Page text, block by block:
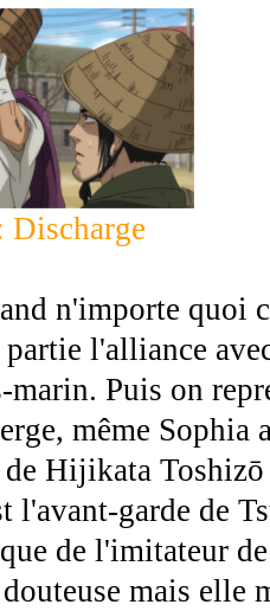
Discharge
n'importe quoi
l'alliance
marin. Puis on
même Sophia
Hijikata
l'avant-garde de
de l'imitateur
mais elle